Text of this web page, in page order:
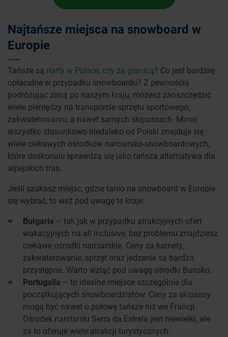
Najtańsze miejsca na snowboard w
Europie
Tańsze są narty w Polsce, czy za granicą? Co jest bardziej
opłacalne w przypadku snowboardu? Z pewnością
podróżując zimą po naszym kraju, możesz zaoszczędzić
wiele pieniędzy na transporcie sprzętu sportowego,
zakwaterowaniu, a nawet samych skipassach. Mimo
wszystko stosunkowo niedaleko od Polski znajduje się
wiele ciekawych ośrodków narciarsko-snowboardowych,
które doskonale sprawdzą się jako tańsza alternatywa dla
alpejskich tras.
Jeśli szukasz miejsc, gdzie tanio na snowboard w Europie
się wybrać, to weź pod uwagę te kraje:
Bułgaria – tak jak w przypadku atrakcyjnych ofert
wakacyjnych na all inclusive, bez problemu znajdziesz
ciekawe ośrodki narciarskie. Ceny za karnety,
zakwaterowanie, sprzęt oraz jedzenie są bardzo
przystępne. Warto wziąć pod uwagę ośrodki Bansko.
Portugalia – to idealne miejsce szczególnie dla
początkujących snowboardzistów. Ceny za skipassy
mogą być nawet o połowę tańsze niż we Francji.
Ośrodek narciarski Serra da Estrela jest niewielki, ale
za to oferuje wiele atrakcji turystycznych.